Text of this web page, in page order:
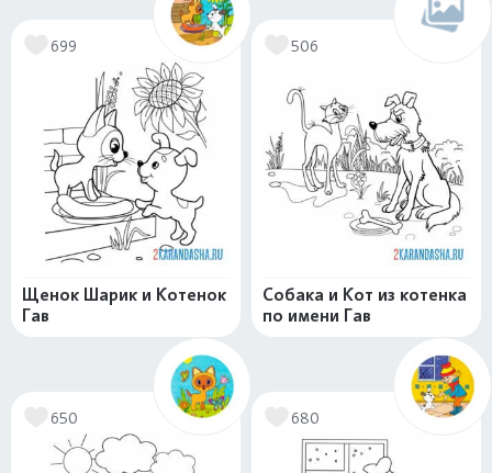
699
Щенок Шарик и Котенок
Гав
506
Собака и Кот из котенка
по имени Гав
650 680